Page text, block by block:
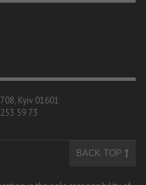
Kyiv 01601
59 73
BACK TOP